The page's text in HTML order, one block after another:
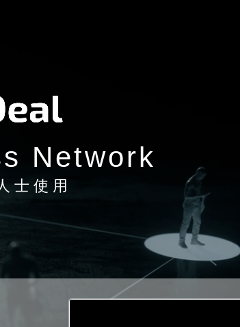
Network
士使用